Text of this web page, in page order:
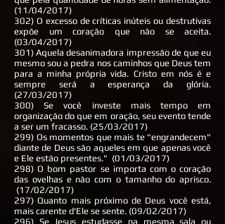
(11/04/2017)
302) O excesso de críticas inúteis ou destrutivas
expõe um coração que não se aceita.
(03/04/2017)
301) Aquela desanimadora impressão de que eu
mesmo sou a pedra nos caminhos que Deus tem
para a minha própria vida. Cristo em nós é e
sempre será a esperança da glória.
(27/03/2017)
300) Se você investe mais tempo em
organização do que em oração, seu evento tende
a ser um fracasso. (25/03/2017)
299) Os momentos que mais te "engrandecem"
diante de Deus são aqueles em que apenas você
e Ele estão presentes." (01/03/2017)
298) O bom pastor se importa com o coração
das ovelhas e não com o tamanho do aprisco.
(17/02/2017)
297) Quanto mais próximo de Deus você está,
mais carente d'Ele se sente. (09/02/2017)
296) Se Jesus estudasse na mesma sala ou